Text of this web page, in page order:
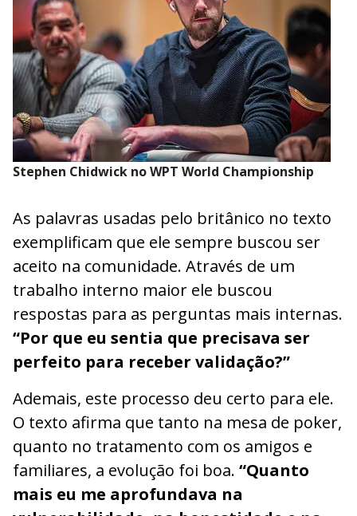
Stephen Chidwick no WPT World Championship
As palavras usadas pelo britânico no texto
exemplificam que ele sempre buscou ser
aceito na comunidade. Através de um
trabalho interno maior ele buscou
respostas para as perguntas mais internas.
“Por que eu sentia que precisava ser
perfeito para receber validação?”
Ademais, este processo deu certo para ele.
O texto afirma que tanto na mesa de poker,
quanto no tratamento com os amigos e
familiares, a evolução foi boa. “Quanto
mais eu me aprofundava na